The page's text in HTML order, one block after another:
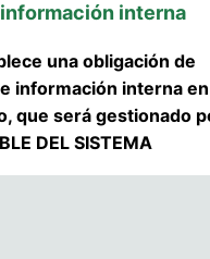
interna
una obligación de
información interna
que será gestionado
DEL SISTEMA